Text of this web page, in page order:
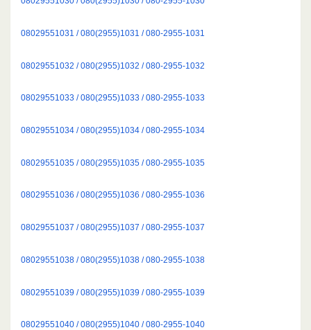
08029551031 / 080(2955)1031 / 080-2955-1031
08029551032 / 080(2955)1032 / 080-2955-1032
08029551033 / 080(2955)1033 / 080-2955-1033
08029551034 / 080(2955)1034 / 080-2955-1034
08029551035 / 080(2955)1035 / 080-2955-1035
08029551036 / 080(2955)1036 / 080-2955-1036
08029551037 / 080(2955)1037 / 080-2955-1037
08029551038 / 080(2955)1038 / 080-2955-1038
08029551039 / 080(2955)1039 / 080-2955-1039
08029551040 / 080(2955)1040 / 080-2955-1040